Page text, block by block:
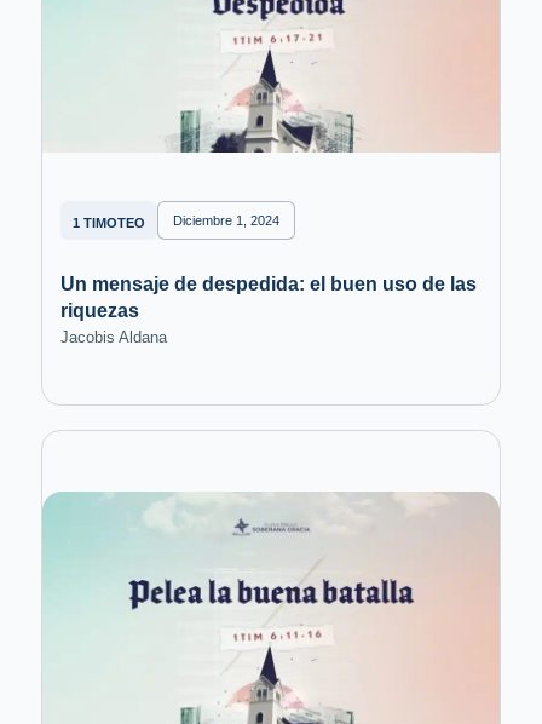
1 TIMOTEO Diciembre 1, 2024
Un mensaje de despedida: el buen uso de las
riquezas
Jacobis Aldana